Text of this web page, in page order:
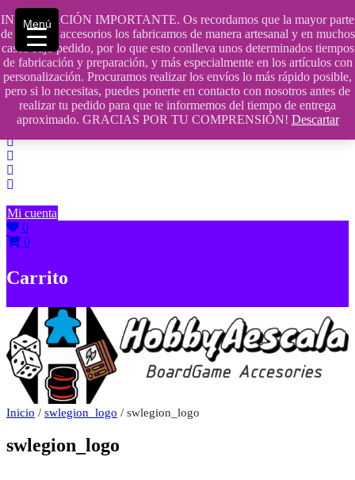
INFORMACIÓN IMPORTANTE. Os recordamos que la mayor parte
de nuestros accesorios los fabricamos de manera artesanal y en muchos
casos bajo pedido, por lo que esto conlleva unos determinados tiempos
de fabricación y preparación, y más especialmente en los artículos con
personalización. Procuramos realizar los envíos lo más rápido posible,
pero si lo necesitas, puedes ponerte en contacto con nosotros antes de
realizar tu pedido para que te informemos del tiempo de entrega
aproximado. GRACIAS POR TU COMPRENSIÓN! Descartar
Saltar
contenido
609241475 SOLO DE 10:00 a 14:00
info@hobbyaescala.com
San Fernando de Henares
10:00 - 14:00
Mi cuenta
0
0
Carrito
Inicio / swlegion_logo / swlegion_logo
swlegion_logo
Menú